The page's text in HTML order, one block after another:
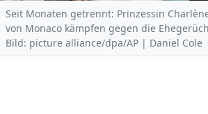
Seit Monaten getrennt: Prinzessin
von Monaco kämpfen gegen die
Bild: picture alliance/dpa/AP | Daniel Cole